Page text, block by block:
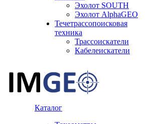
Эхолот SOUTH
Эхолот AlphaGEO
Течетрассопоисковая
техника
Трассоискатели
Кабелеискатели
Каталог